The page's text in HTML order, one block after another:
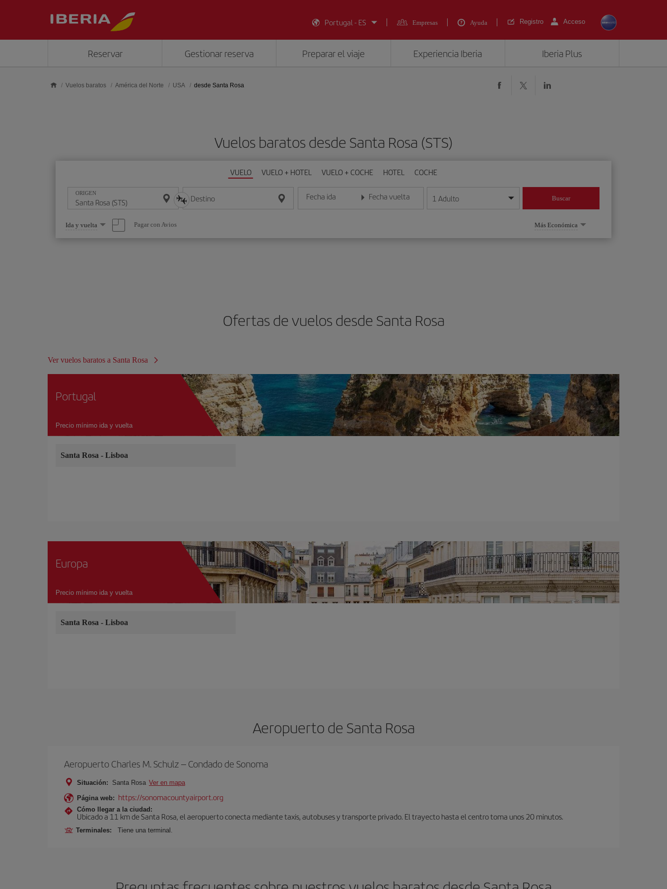
Portugal - ES
Empresas Ayuda Registro Acceso
Reservar Gestionar reserva Preparar el viaje Experiencia Iberia Iberia Plus
Vuelos baratos América del Norte USA desde Santa Rosa
Vuelos baratos desde Santa Rosa (STS)
VUELO VUELO + HOTEL VUELO + COCHE HOTEL COCHE
ORIGEN Destino Fecha ida
Introduce la fecha en formato día/mes/año
Fecha vuelta
Introduce la fecha en formato día/mes/año
1 Adulto Buscar
Seleccione
una
opción
Ida y vuelta Pagar con Avios Más Económica
Ofertas de vuelos desde Santa Rosa
Ver vuelos baratos a Santa Rosa
Portugal
Precio mínimo ida y vuelta
Santa Rosa - Lisboa
Europa
Precio mínimo ida y vuelta
Santa Rosa - Lisboa
Aeropuerto de Santa Rosa
Aeropuerto Charles M. Schulz – Condado de Sonoma
Situación: Santa Rosa Ver en mapa
Página web: https://sonomacountyairport.org
Cómo llegar a la ciudad:
Ubicado a 11 km de Santa Rosa, el aeropuerto conecta mediante taxis, autobuses y transporte privado. El trayecto hasta el centro toma unos 20 minutos.
Terminales: Tiene una terminal.